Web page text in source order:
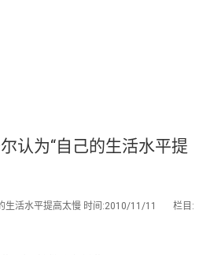
认为“自己的生活水平提
生活水平提高太慢 时间:2010/11/11 栏目: